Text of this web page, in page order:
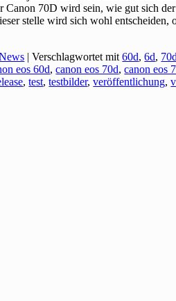
Canon 70D wird sein, wie gut sich
stelle wird sich wohl entscheiden,
|Verschlagwortet mit 60d,6d, 70d
eos 60d,canon eos 70d,canon eos
,test,testbilder,veröffentlichung,